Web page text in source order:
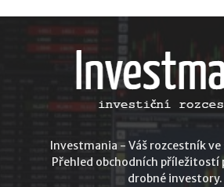
Investmania - Váš rozcestník
Přehled obchodních příležitostí
drobné investory.